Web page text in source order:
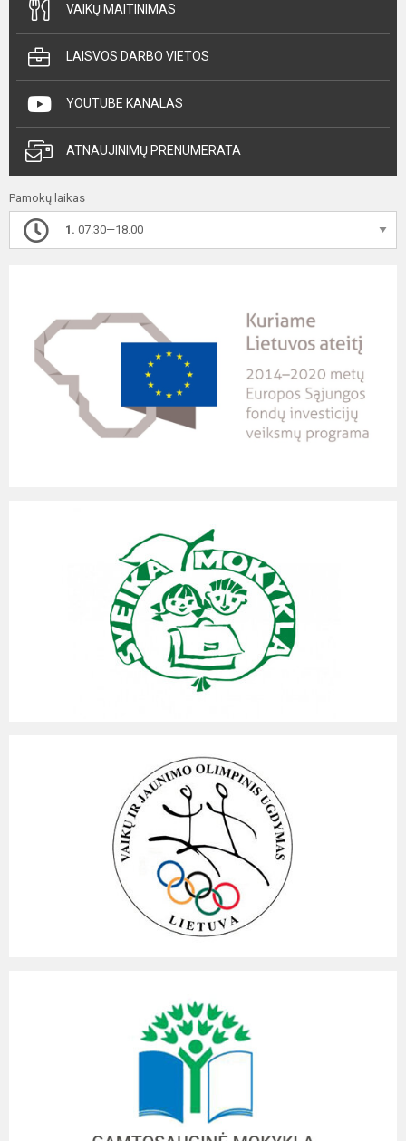
VAIKŲ MAITINIMAS
LAISVOS DARBO VIETOS
YOUTUBE KANALAS
ATNAUJINIMŲ PRENUMERATA
Pamokų laikas
1. 07.30—18.00